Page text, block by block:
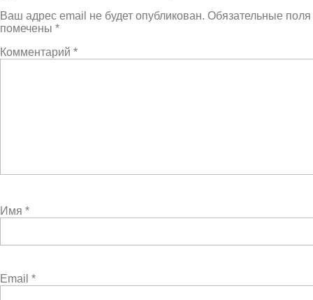
Ваш адрес email не будет опубликован. Обязательные поля
помечены *
Комментарий *
Имя *
Email *